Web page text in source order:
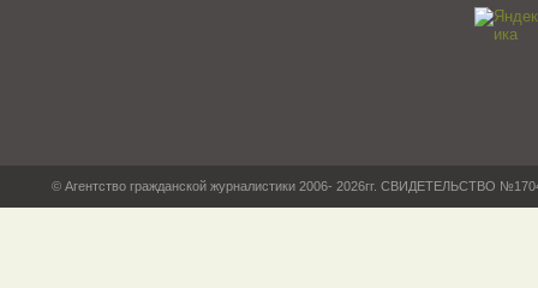
© Агентство гражданской журналистики 2006- 2026гг. СВИДЕТЕЛЬСТВО